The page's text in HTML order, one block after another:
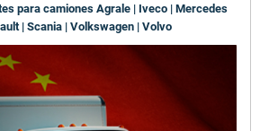
para camiones Agrale | Iveco | Mercedes
| Scania | Volkswagen | Volvo